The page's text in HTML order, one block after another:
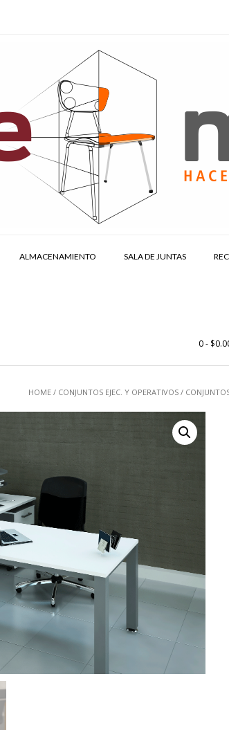
ALMACENAMIENTO SALA DE JUNTAS
0-
HOME/ CONJUNTOS EJEC. Y OPERATIVOS/